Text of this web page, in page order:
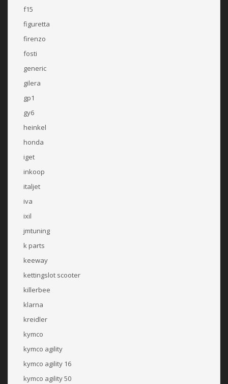
f15
figuretta
firenzo
fosti
generic
gilera
gp1
gy6
heinkel
honda
iget
inkoop
italjet
iva
ixil
jmtuning
k parts
keeway
kettingslot scooter
killerbee
klarna
kreidler
kymco
kymco agility
kymco agility 16
kymco agility 50